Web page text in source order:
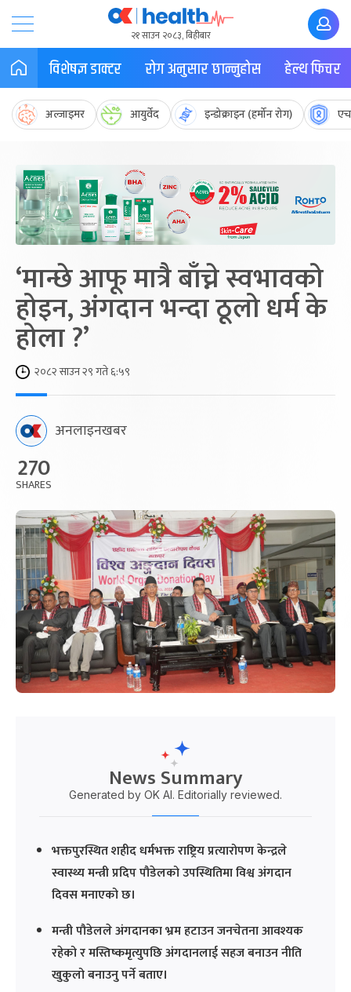
२१ साउन २०८३, बिहीबार
विशेषज्ञ डाक्टर रोग अनुसार छान्नुहोस हेल्थ फिचर
अल्जाइमर आयुर्वेद इन्डोक्राइन (हर्मोन रोग)
‘मान्छे आफू मात्रै बाँच्ने स्वभावको
होइन, अंगदान भन्दा ठूलो धर्म के
होला ?’
२०८२ साउन २९ गते ६:५९
अनलाइनखबर
270
SHARES
News Summary
Generated by OK AI. Editorially reviewed.
भक्तपुरस्थित शहीद धर्मभक्त राष्ट्रिय प्रत्यारोपण केन्द्रले
स्वास्थ्य मन्त्री प्रदिप पौडेलको उपस्थितिमा विश्व अंगदान
दिवस मनाएको छ।
मन्त्री पौडेलले अंगदानका भ्रम हटाउन जनचेतना आवश्यक
रहेको र मस्तिष्कमृत्युपछि अंगदानलाई सहज बनाउन नीति
खुकुलो बनाउनु पर्ने बताए।